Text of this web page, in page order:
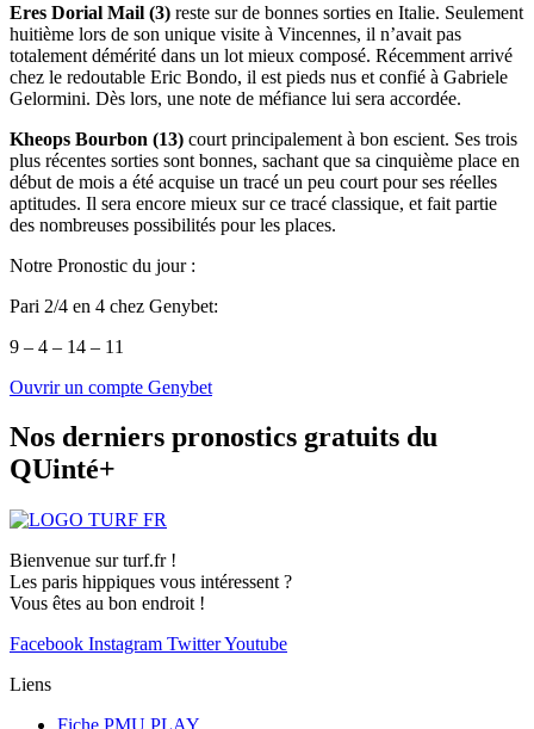
Eres Dorial Mail (3) reste sur de bonnes sorties en Italie. Seulement
huitième lors de son unique visite à Vincennes, il n’avait pas
totalement démérité dans un lot mieux composé. Récemment arrivé
chez le redoutable Eric Bondo, il est pieds nus et confié à Gabriele
Gelormini. Dès lors, une note de méfiance lui sera accordée.
Kheops Bourbon (13) court principalement à bon escient. Ses trois
plus récentes sorties sont bonnes, sachant que sa cinquième place en
début de mois a été acquise un tracé un peu court pour ses réelles
aptitudes. Il sera encore mieux sur ce tracé classique, et fait partie
des nombreuses possibilités pour les places.
Notre Pronostic du jour :
Pari 2/4 en 4 chez Genybet:
9 – 4 – 14 – 11
Ouvrir un compte Genybet
Nos derniers pronostics gratuits du
QUinté+
Bienvenue sur turf.fr !
Les paris hippiques vous intéressent ?
Vous êtes au bon endroit !
Facebook Instagram TwitterYoutube
Liens